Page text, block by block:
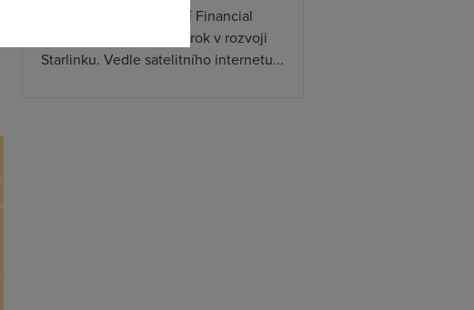
SpaceX podle informací Financial
Times připravuje další krok v rozvoji
Starlinku. Vedle satelitního internetu...